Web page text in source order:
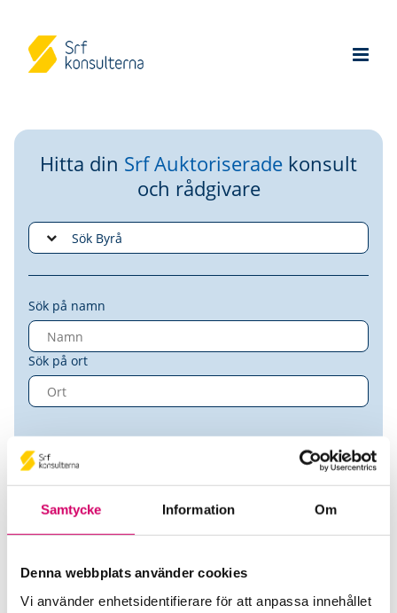
Samtycke Information Om
Denna webbplats använder cookies
Vi använder enhetsidentifierare för att anpassa innehållet
Hitta din Srf Auktoriserade konsult
och rådgivare
Sök på namn
Sök på ort